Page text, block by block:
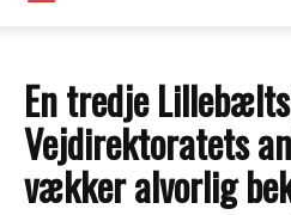
En tredje
Vejdirektoratets
vækker alvorlig